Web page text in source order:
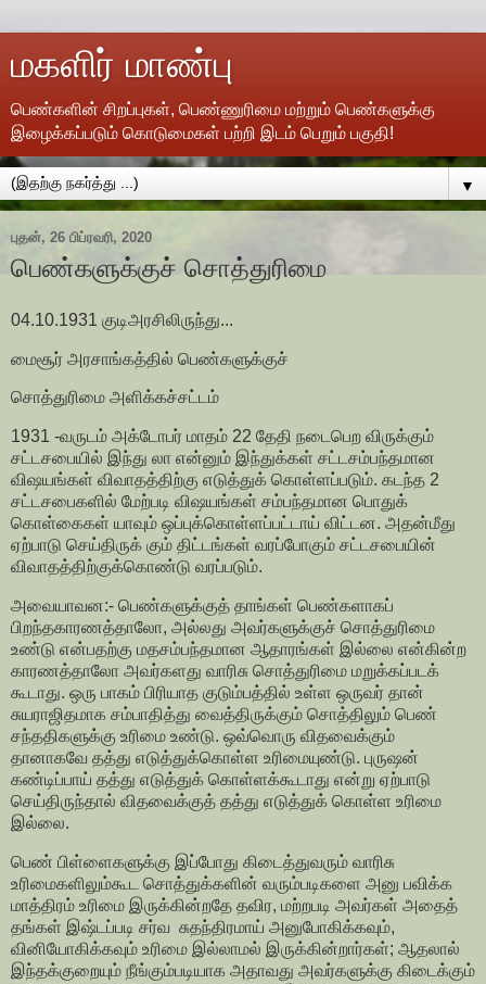
மகளிர் மாண்பு
பெண்களின் சிறப்புகள், பெண்ணுரிமை மற்றும் பெண்களுக்கு
இழைக்கப்படும் கொடுமைகள் பற்றி இடம் பெறும் பகுதி!
▼
புதன், 26 பிப்ரவரி, 2020
பெண்களுக்குச் சொத்துரிமை
04.10.1931 குடிஅரசிலிருந்து...
மைசூர் அரசாங்கத்தில் பெண்களுக்குச்
சொத்துரிமை அளிக்கச்சட்டம்
1931 -வருடம் அக்டோபர் மாதம் 22 தேதி நடைபெற விருக்கும்
சட்டசபையில் இந்து லா என்னும் இந்துக்கள் சட்டசம்பந்தமான
விஷயங்கள் விவாதத்திற்கு எடுத்துக் கொள்ளப்படும். கடந்த 2
சட்டசபைகளில் மேற்படி விஷயங்கள் சம்பந்தமான பொதுக்
கொள்கைகள் யாவும் ஒப்புக்கொள்ளப்பட்டாய் விட்டன. அதன்மீது
ஏற்பாடு செய்திருக் கும் திட்டங்கள் வரப்போகும் சட்டசபையின்
விவாதத்திற்குக்கொண்டு வரப்படும்.
அவையாவன:- பெண்களுக்குத் தாங்கள் பெண்களாகப்
பிறந்தகாரணத்தாலோ, அல்லது அவர்களுக்குச் சொத்துரிமை
உண்டு என்பதற்கு மதசம்பந்தமான ஆதாரங்கள் இல்லை என்கின்ற
காரணத்தாலோ அவர்களது வாரிசு சொத்துரிமை மறுக்கப்படக்
கூடாது. ஒரு பாகம் பிரியாத குடும்பத்தில் உள்ள ஒருவர் தான்
சுயராஜிதமாக சம்பாதித்து வைத்திருக்கும் சொத்திலும் பெண்
சந்ததிகளுக்கு உரிமை உண்டு. ஒவ்வொரு விதவைக்கும்
தானாகவே தத்து எடுத்துக்கொள்ள உரிமையுண்டு. புருஷன்
கண்டிப்பாய் தத்து எடுத்துக் கொள்ளக்கூடாது என்று ஏற்பாடு
செய்திருந்தால் விதவைக்குத் தத்து எடுத்துக் கொள்ள உரிமை
இல்லை.
பெண் பிள்ளைகளுக்கு இப்போது கிடைத்துவரும் வாரிசு
உரிமைகளிலும்கூட சொத்துக்களின் வரும்படிகளை அனு பவிக்க
மாத்திரம் உரிமை இருக்கின்றதே தவிர, மற்றபடி அவர்கள் அதைத்
தங்கள் இஷ்டப்படி சர்வ சுதந்திரமாய் அனுபோகிக்கவும்,
வினியோகிக்கவும் உரிமை இல்லாமல் இருக்கின்றார்கள்; ஆதலால்
இந்தக்குறையும் நீங்கும்படியாக அதாவது அவர்களுக்கு கிடைக்கும்